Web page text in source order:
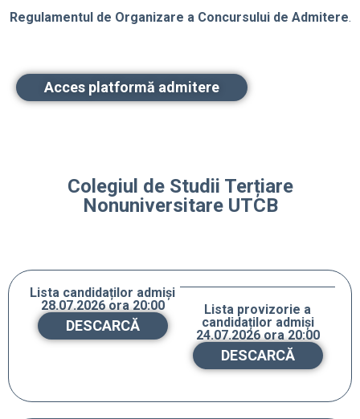
Regulamentul de Organizare a Concursului de Admitere.
Acces platformă admitere
Colegiul de Studii Terțiare
Nonuniversitare UTCB
Lista candidaților admiși
28.07.2026 ora 20:00
DESCARCĂ
Lista provizorie a
candidaților admiși
24.07.2026 ora 20:00
DESCARCĂ